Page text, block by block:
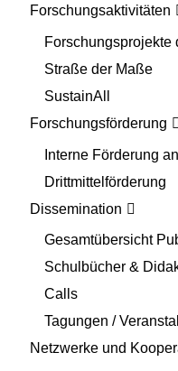
Forschungsaktivitäten
Forschungsprojekte
Straße der Maße
SustainAll
Forschungsförderung
Interne Förderung
Drittmittelförderung
Dissemination
Gesamtübersicht
Schulbücher &
Calls
Tagungen /
Netzwerke und